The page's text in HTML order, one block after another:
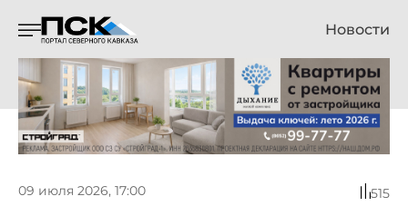
Новости
09 июля 2026, 17:00 515